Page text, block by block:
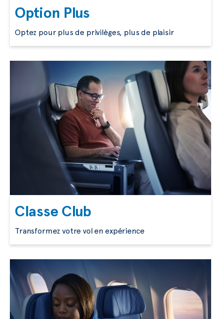
Option Plus
Optez pour plus de privilèges, plus de plaisir
Classe Club
Transformez votre vol en expérience